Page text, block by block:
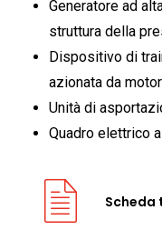
Generatore ad
struttura della
Dispositivo di
azionata da
Unità di
Quadro elettrico
Scheda